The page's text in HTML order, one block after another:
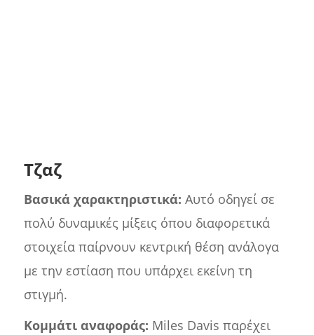
Τζαζ
Βασικά χαρακτηριστικά: Αυτό οδηγεί σε
πολύ δυναμικές μίξεις όπου διαφορετικά
στοιχεία παίρνουν κεντρική θέση ανάλογα
με την εστίαση που υπάρχει εκείνη τη
στιγμή.
Κομμάτι αναφοράς: Miles Davis παρέχει